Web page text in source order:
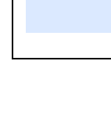
diffamatoire.
un